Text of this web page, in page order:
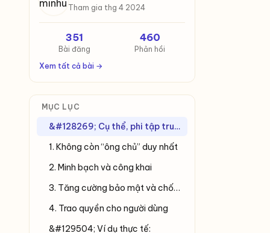
Tham gia thg 4 2024
351
Bài đăng
460
Phản hồi
Xem tất cả bài →
MỤC LỤC
&#128269; Cụ thể, phi tập trung trong Web3 mang lại những ý nghĩa sau:
1. Không còn “ông chủ” duy nhất
2. Minh bạch và công khai
3. Tăng cường bảo mật và chống kiểm duyệt
4. Trao quyền cho người dùng
&#129504; Ví dụ thực tế: